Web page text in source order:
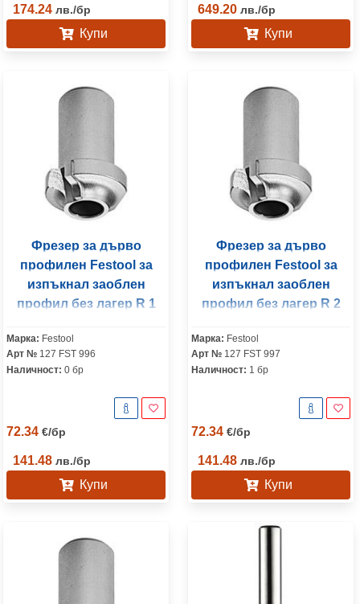
174.24 лв./бр
Купи
649.20 лв./бр
Купи
Фрезер за дърво
профилен Festool за
изпъкнал заоблен
профил без лагер R 1
500 Z1
Марка: Festool
Арт № 127 FST 996
Наличност: 0 бр
72.34 €/бр
141.48 лв./бр
Купи
Фрезер за дърво
профилен Festool за
изпъкнал заоблен
профил без лагер R 2
500 Z1
Марка: Festool
Арт № 127 FST 997
Наличност: 1 бр
72.34 €/бр
141.48 лв./бр
Купи